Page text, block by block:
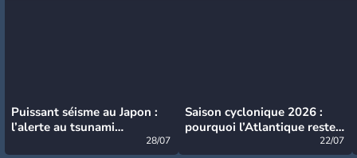
Puissant séisme au Japon :
l’alerte au tsunami
28/07
Saison cyclonique 2026 :
pourquoi l’Atlantique reste
22/07